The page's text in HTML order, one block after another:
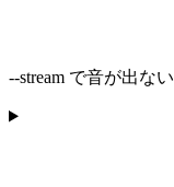
--stream で音が出ない